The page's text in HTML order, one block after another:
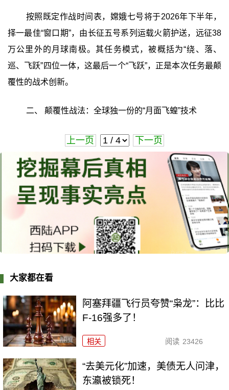
按照既定作战时间表，嫦娥七号将于2026年下半年，
择一最佳“窗口期”，由长征五号系列运载火箭护送，远征38
万公里外的月球南极。其任务模式，被概括为“绕、落、
巡、飞跃”四位一体，这最后一个“飞跃”，正是本次任务最颠
覆性的战术创新。
二、 颠覆性战法：全球独一份的“月面飞蝗”技术
上一页 下一页
大家都在看
阿塞拜疆飞行员夸赞“枭龙”：比比
F-16强多了！
相关 阅读 23426
“去美元化”加速，美债无人问津，
东瀛被锁死！